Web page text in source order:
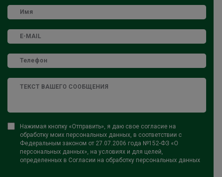
Нажимая кнопку «Отправить», я даю свое согласие на
обработку моих персональных данных, в соответствии с
Федеральным законом от 27.07.2006 года №152-ФЗ «О
персональных данных», на условиях и для целей,
определенных в Согласии на обработку персональных данных